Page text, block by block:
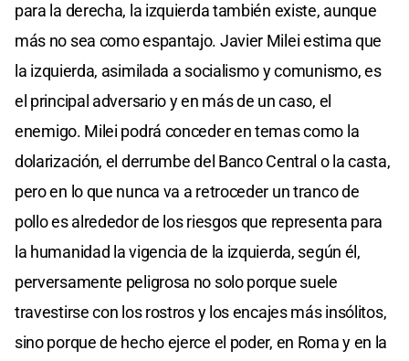
para la derecha, la izquierda también existe, aunque
más no sea como espantajo. Javier Milei estima que
la izquierda, asimilada a socialismo y comunismo, es
el principal adversario y en más de un caso, el
enemigo. Milei podrá conceder en temas como la
dolarización, el derrumbe del Banco Central o la casta,
pero en lo que nunca va a retroceder un tranco de
pollo es alrededor de los riesgos que representa para
la humanidad la vigencia de la izquierda, según él,
perversamente peligrosa no solo porque suele
travestirse con los rostros y los encajes más insólitos,
sino porque de hecho ejerce el poder, en Roma y en la